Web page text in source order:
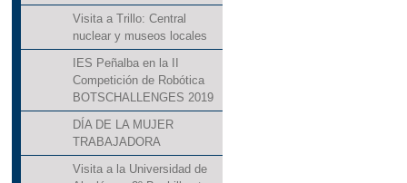
Visita a Trillo: Central
nuclear y museos locales
IES Peñalba en la II
Competición de Robótica
BOTSCHALLENGES 2019
DÍA DE LA MUJER
TRABAJADORA
Visita a la Universidad de